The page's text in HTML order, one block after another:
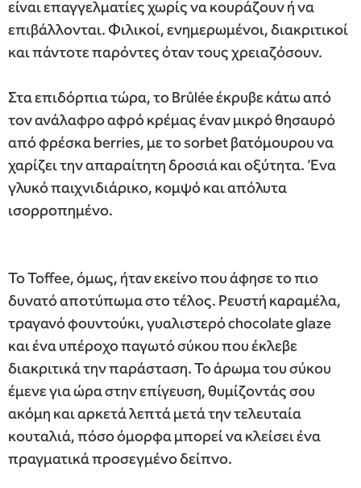
είναι επαγγελματίες χωρίς να κουράζουν ή να
επιβάλλονται. Φιλικοί, ενημερωμένοι, διακριτικοί
και πάντοτε παρόντες όταν τους χρειαζόσουν.
Στα επιδόρπια τώρα, το Brûlée έκρυβε κάτω από
τον ανάλαφρο αφρό κρέμας έναν μικρό θησαυρό
από φρέσκα berries, με το sorbet βατόμουρου να
χαρίζει την απαραίτητη δροσιά και οξύτητα. Ένα
γλυκό παιχνιδιάρικο, κομψό και απόλυτα
ισορροπημένο.
Το Toffee, όμως, ήταν εκείνο που άφησε το πιο
δυνατό αποτύπωμα στο τέλος. Ρευστή καραμέλα,
τραγανό φουντούκι, γυαλιστερό chocolate glaze
και ένα υπέροχο παγωτό σύκου που έκλεβε
διακριτικά την παράσταση. Το άρωμα του σύκου
έμενε για ώρα στην επίγευση, θυμίζοντάς σου
ακόμη και αρκετά λεπτά μετά την τελευταία
κουταλιά, πόσο όμορφα μπορεί να κλείσει ένα
πραγματικά προσεγμένο δείπνο.